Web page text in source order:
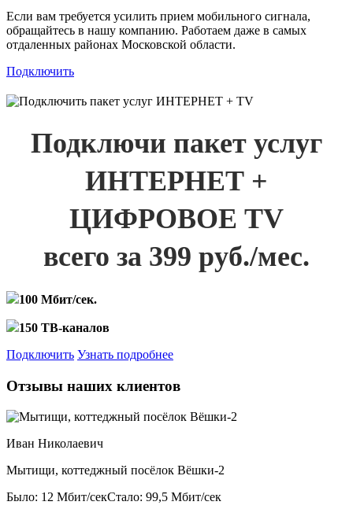
Если вам требуется усилить прием мобильного сигнала,
обращайтесь в нашу компанию. Работаем даже в самых
отдаленных районах Московской области.
Подключить
Подключи пакет услуг
ИНТЕРНЕТ +
ЦИФРОВОЕ TV
всего за 399 руб./мес.
100 Мбит/сек.
150 ТВ-каналов
Подключить Узнать подробнее
Отзывы наших клиентов
Иван Николаевич
Мытищи, коттеджный посёлок Вёшки-2
Было: 12 Мбит/секСтало: 99,5 Мбит/сек